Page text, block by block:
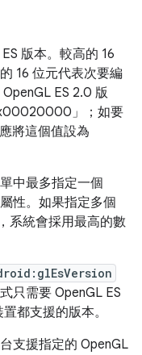
版本。較高的 16
16 位元代表次要編
ES 2.0 版
」；如要
將這個值設為
中最多指定一個
屬性。如果指定多個
，系統會採用最高的數
只需要 OpenGL ES
都支援的版本。
支援指定的 OpenGL